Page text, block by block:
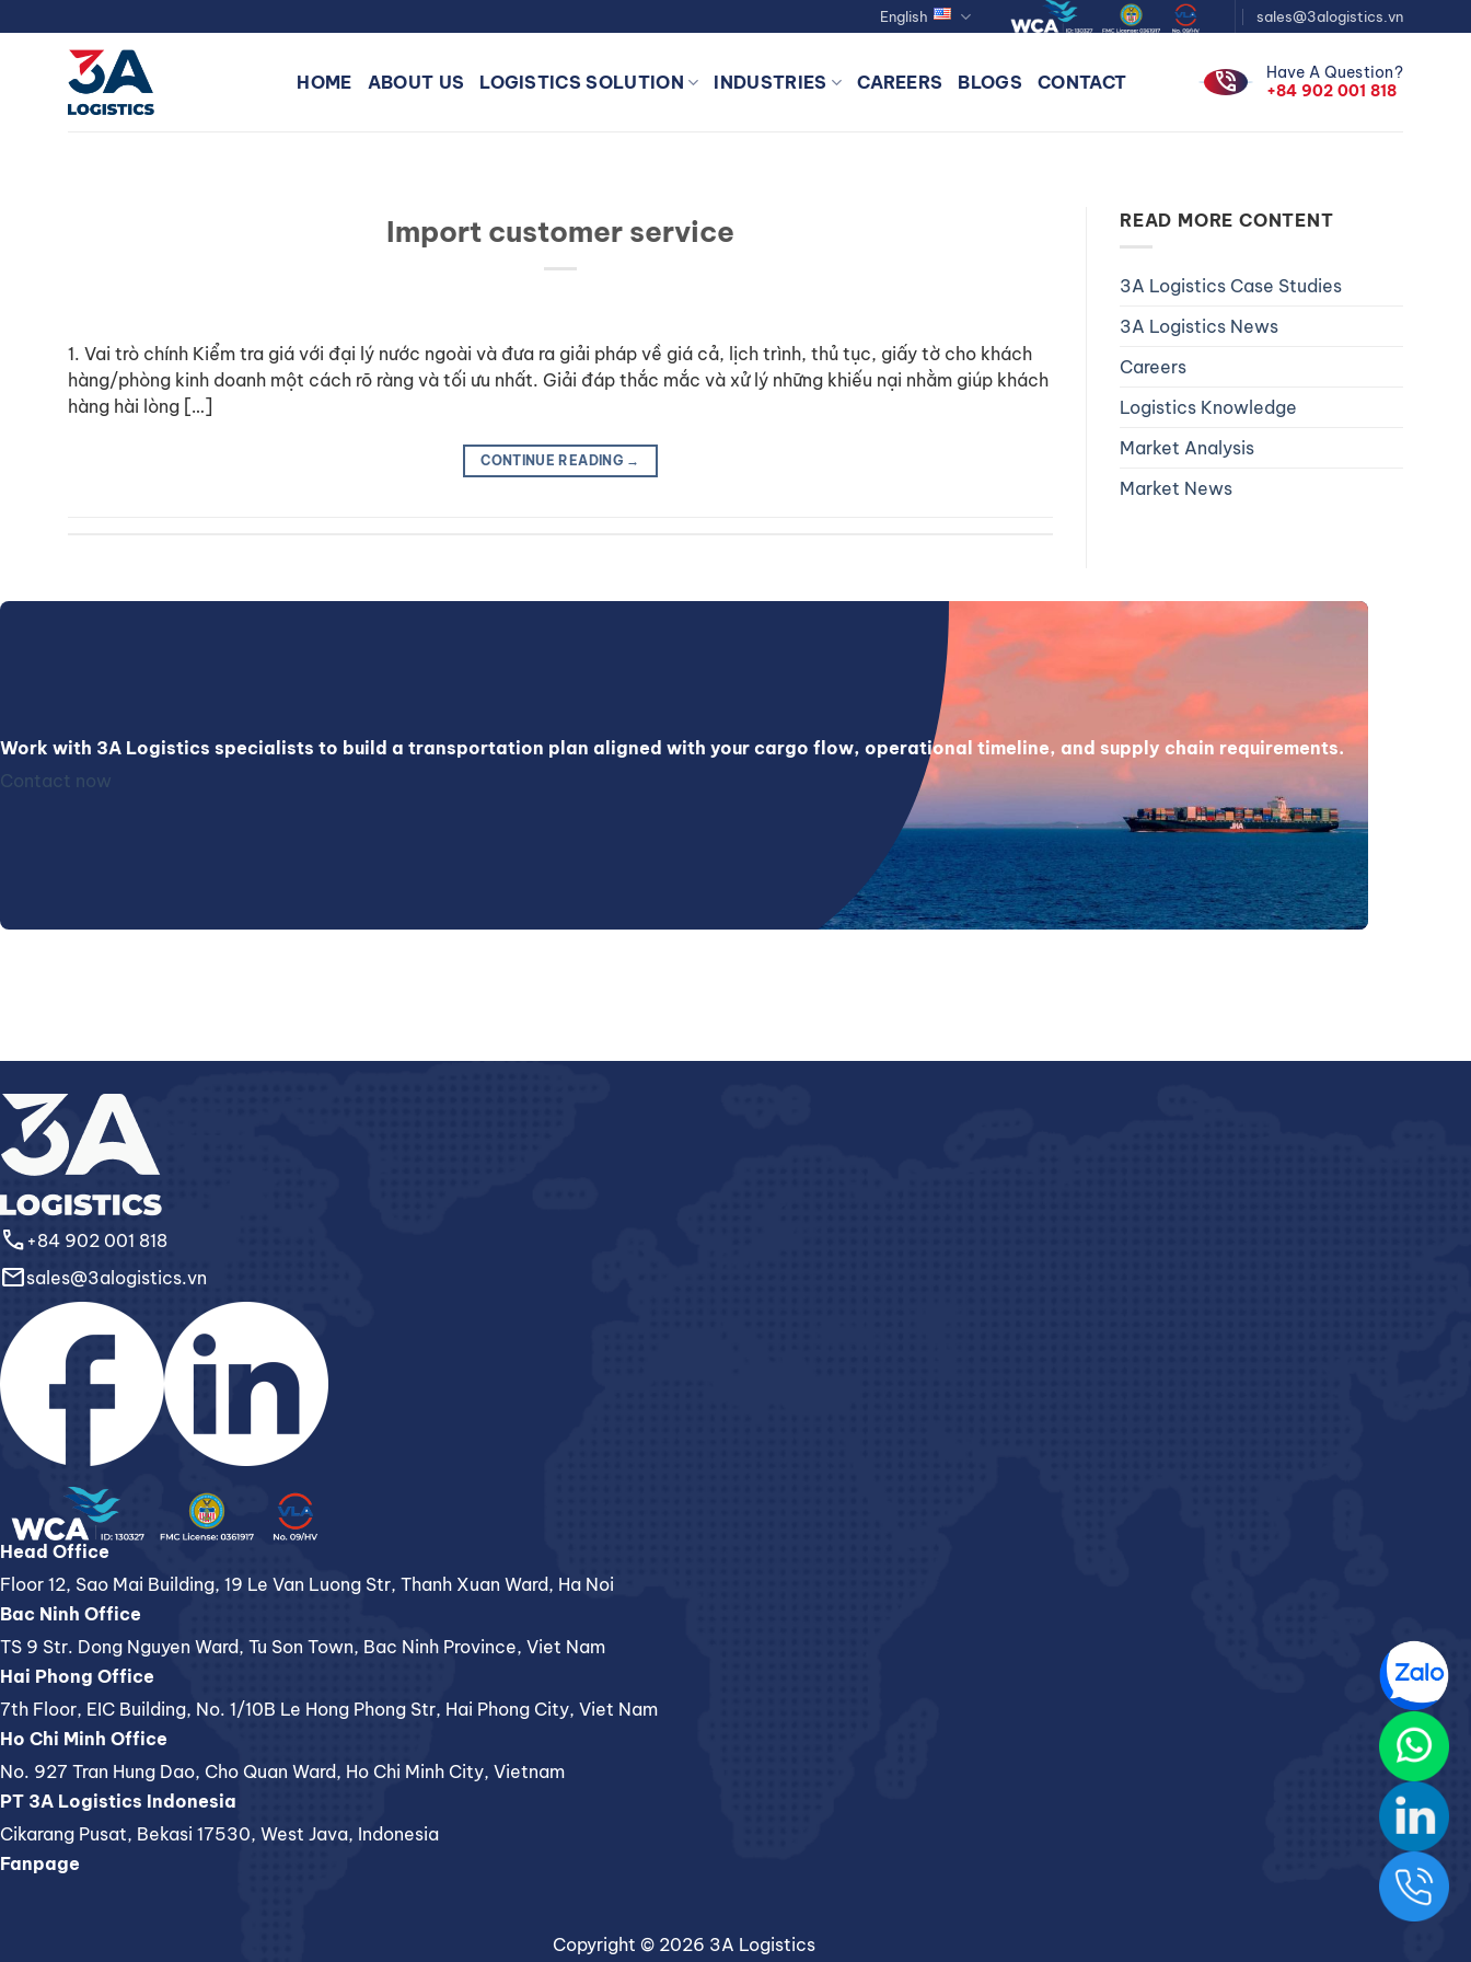
to
English sales@3alogistics.vn
HOME ABOUT US LOGISTICS SOLUTION INDUSTRIES CAREERS BLOGS CONTACT phone_in_talk
Have A Question?
+84 902 001 818
Import customer service
1. Vai trò chính Kiểm tra giá với đại lý nước ngoài và đưa ra giải pháp về giá cả, lịch trình, thủ tục, giấy tờ cho khách
hàng/phòng kinh doanh một cách rõ ràng và tối ưu nhất. Giải đáp thắc mắc và xử lý những khiếu nại nhằm giúp khách
hàng hài lòng […]
CONTINUE READING →
READ MORE CONTENT
3A Logistics Case Studies
3A Logistics News
Careers
Logistics Knowledge
Market Analysis
Market News
Work with 3A Logistics specialists to build a transportation plan aligned with your cargo flow, operational timeline, and supply chain requirements.
Contact now
call+84 902 001 818
emailsales@3alogistics.vn
Head Office
Floor 12, Sao Mai Building, 19 Le Van Luong Str, Thanh Xuan Ward, Ha Noi
Bac Ninh Office
TS 9 Str. Dong Nguyen Ward, Tu Son Town, Bac Ninh Province, Viet Nam
Hai Phong Office
7th Floor, EIC Building, No. 1/10B Le Hong Phong Str, Hai Phong City, Viet Nam
Ho Chi Minh Office
No. 927 Tran Hung Dao, Cho Quan Ward, Ho Chi Minh City, Vietnam
PT 3A Logistics Indonesia
Cikarang Pusat, Bekasi 17530, West Java, Indonesia
Fanpage
Copyright © 2026 3A Logistics